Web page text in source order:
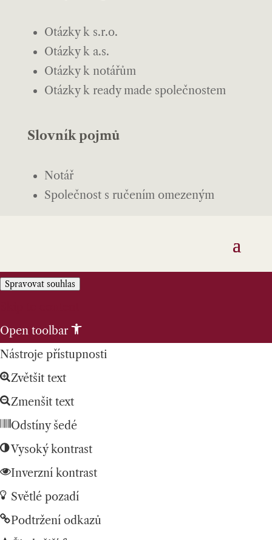
Otázky k s.r.o.
Otázky k a.s.
Otázky k notářům
Otázky k ready made společnostem
Slovník pojmů
Notář
Společnost s ručením omezeným
Spravovat souhlas
Open toolbar
Nástroje přístupnosti
Zvětšit text
Zmenšit text
Odstíny šedé
Vysoký kontrast
Inverzní kontrast
Světlé pozadí
Podtržení odkazů